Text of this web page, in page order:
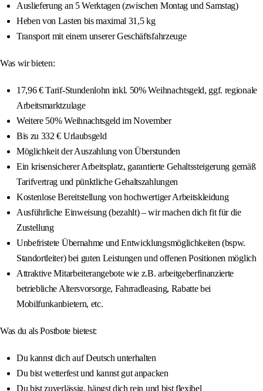
Auslieferung an 5 Werktagen (zwischen Montag und Samstag)
Heben von Lasten bis maximal 31,5 kg
Transport mit einem unserer Geschäftsfahrzeuge
Was wir bieten:
17,96 € Tarif-Stundenlohn inkl. 50% Weihnachtsgeld, ggf. regionale
Arbeitsmarktzulage
Weitere 50% Weihnachtsgeld im November
Bis zu 332 € Urlaubsgeld
Möglichkeit der Auszahlung von Überstunden
Ein krisensicherer Arbeitsplatz, garantierte Gehaltssteigerung gemäß
Tarifvertrag und pünktliche Gehaltszahlungen
Kostenlose Bereitstellung von hochwertiger Arbeitskleidung
Ausführliche Einweisung (bezahlt) – wir machen dich fit für die
Zustellung
Unbefristete Übernahme und Entwicklungsmöglichkeiten (bspw.
Standortleiter) bei guten Leistungen und offenen Positionen möglich
Attraktive Mitarbeiterangebote wie z.B. arbeitgeberfinanzierte
betriebliche Altersvorsorge, Fahrradleasing, Rabatte bei
Mobilfunkanbietern, etc.
Was du als Postbote bietest:
Du kannst dich auf Deutsch unterhalten
Du bist wetterfest und kannst gut anpacken
Du bist zuverlässig, hängst dich rein und bist flexibel